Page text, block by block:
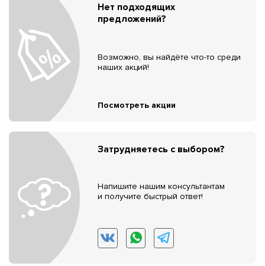
Нет подходящих
предложений?
Возможно, вы найдёте что-то среди
наших акций!
Посмотреть акции
Затрудняетесь с выбором?
Напишите нашим консультантам
и получите быстрый ответ!